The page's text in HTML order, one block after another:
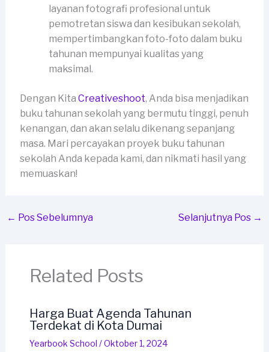
layanan fotografi profesional untuk
pemotretan siswa dan kesibukan sekolah,
mempertimbangkan foto-foto dalam buku
tahunan mempunyai kualitas yang
maksimal.
Dengan Kita Creativeshoot, Anda bisa menjadikan
buku tahunan sekolah yang bermutu tinggi, penuh
kenangan, dan akan selalu dikenang sepanjang
masa. Mari percayakan proyek buku tahunan
sekolah Anda kepada kami, dan nikmati hasil yang
memuaskan!
← Pos Sebelumnya Selanjutnya Pos →
Related Posts
Harga Buat Agenda Tahunan
Terdekat di Kota Dumai
Yearbook School /Oktober 1, 2024